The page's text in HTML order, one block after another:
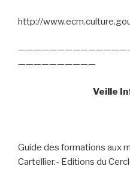
http://
——————————
Veille
Guide des formations aux
Cartellier.- Editions du